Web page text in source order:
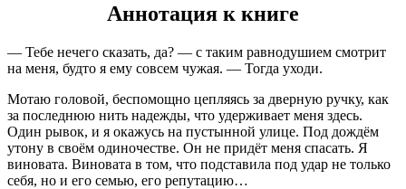
Аннотация к книге
— Тебе нечего сказать, да? — с таким равнодушием смотрит
на меня, будто я ему совсем чужая. — Тогда уходи.
Мотаю головой, беспомощно цепляясь за дверную ручку, как
за последнюю нить надежды, что удерживает меня здесь.
Один рывок, и я окажусь на пустынной улице. Под дождём
утону в своём одиночестве. Он не придёт меня спасать. Я
виновата. Виновата в том, что подставила под удар не только
себя, но и его семью, его репутацию…